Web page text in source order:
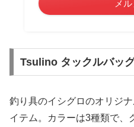
メ
Tsulino タックルバッ
釣り具のイシグロのオリジ
イテム。カラーは3種類で、